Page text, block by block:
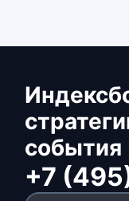
события
+7